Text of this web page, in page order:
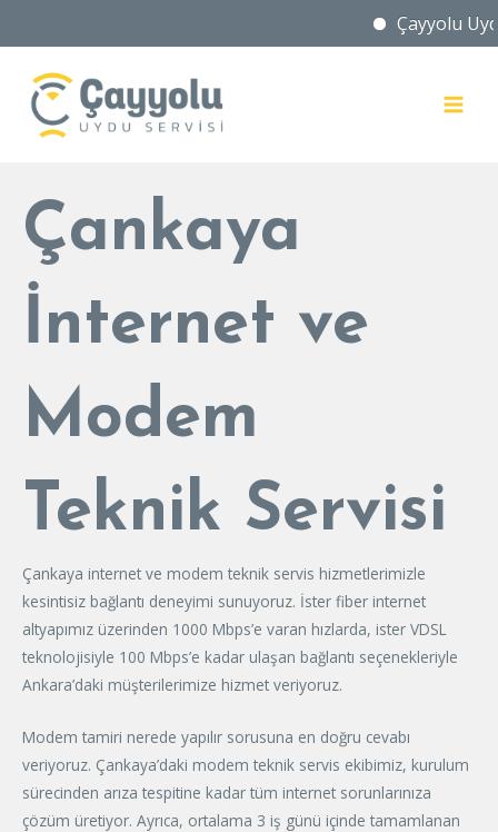
Çayyolu Uydu ve
Çankaya
İnternet ve
Modem
Teknik Servisi
Çankaya internet ve modem teknik servis hizmetlerimizle
kesintisiz bağlantı deneyimi sunuyoruz. İster fiber internet
altyapımız üzerinden 1000 Mbps’e varan hızlarda, ister VDSL
teknolojisiyle 100 Mbps’e kadar ulaşan bağlantı seçenekleriyle
Ankara’daki müşterilerimize hizmet veriyoruz.
Modem tamiri nerede yapılır sorusuna en doğru cevabı
veriyoruz. Çankaya’daki modem teknik servis ekibimiz, kurulum
sürecinden arıza tespitine kadar tüm internet sorunlarınıza
çözüm üretiyor. Ayrıca, ortalama 3 iş günü içinde tamamlanan